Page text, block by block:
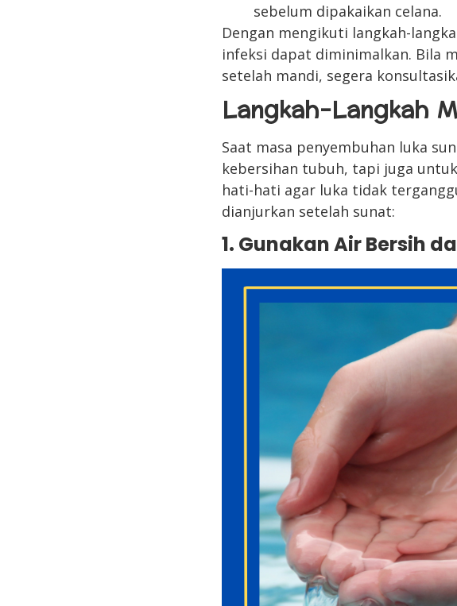
sebelum dipakaikan celana.
Dengan mengikuti langkah-
infeksi dapat diminimalkan. Bila
setelah mandi, segera
Langkah-Langkah
Saat masa penyembuhan luka
kebersihan tubuh, tapi juga
hati-hati agar luka tidak
dianjurkan setelah sunat:
1. Gunakan Air Bersih